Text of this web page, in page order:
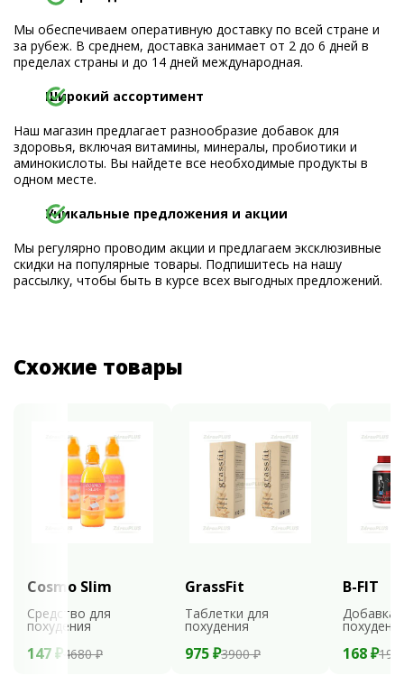
Мы обеспечиваем оперативную доставку по всей стране и
за рубеж. В среднем, доставка занимает от 2 до 6 дней в
пределах страны и до 14 дней международная.
Широкий ассортимент
Наш магазин предлагает разнообразие добавок для
здоровья, включая витамины, минералы, пробиотики и
аминокислоты. Вы найдете все необходимые продукты в
одном месте.
Уникальные предложения и акции
Мы регулярно проводим акции и предлагаем эксклюзивные
скидки на популярные товары. Подпишитесь на нашу
рассылку, чтобы быть в курсе всех выгодных предложений.
Схожие товары
Cosmo Slim
Средство для
похудения
147 ₽ 4680 ₽
GrassFit
Таблетки для
похудения
975 ₽3900 ₽
B-FIT
Добавка
168 ₽